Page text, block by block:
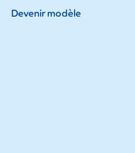
Devenir modèle